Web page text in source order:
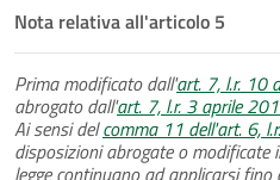
Nota relativa all'articolo 5
Prima modificato dall'art. 7, l.r. 10
abrogato dall'art. 7, l.r. 3 aprile
Ai sensi delcomma 11 dell'art. 6,
disposizioni abrogate o modificate
legge continuano ad applicarsi